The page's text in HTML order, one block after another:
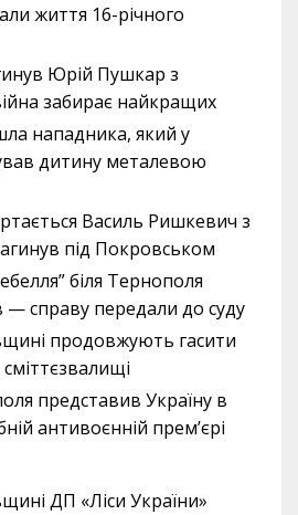
життя 16-річного
Юрій Пушкар з
забирає найкращих
нападника, який у
дитину металевою
Василь Ришкевич з
під Покровськом
біля Тернополя
— справу передали до суду
продовжують гасити
представив Україну в
антивоєнній прем’єрі
ДП «Ліси України»